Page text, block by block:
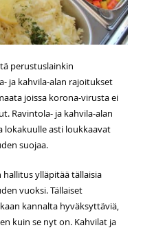
perustuslainkin
ja kahvila-alan rajoitukset
joissa korona-virusta ei
Ravintola- ja kahvila-alan
lokakuulle asti loukkaavat
suojaa.
ylläpitää tällaisia
vuoksi. Tällaiset
kannalta hyväksyttäviä,
kuin se nyt on. Kahvilat ja